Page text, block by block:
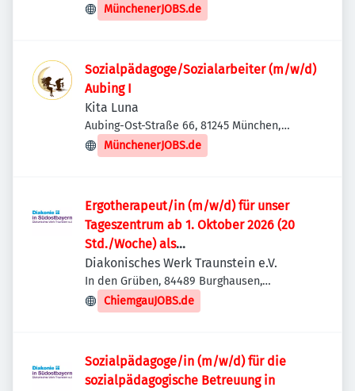
Isarvorstadt, Deutschland
MünchenerJOBS.de
Sozialpädagoge/Sozialarbeiter (m/w/d)
Aubing I
Kita Luna
Aubing-Ost-Straße 66, 81245 München,
Deutschland
MünchenerJOBS.de
Ergotherapeut/in (m/w/d) für unser
Tageszentrum ab 1. Oktober 2026 (20
Std./Woche) als
Schwangerschaftsvertretung –
Burghausen
Diakonisches Werk Traunstein e.V.
In den Grüben, 84489 Burghausen,
Deutschland
ChiemgauJOBS.de
Sozialpädagoge/in (m/w/d) für die
sozialpädagogische Betreuung in